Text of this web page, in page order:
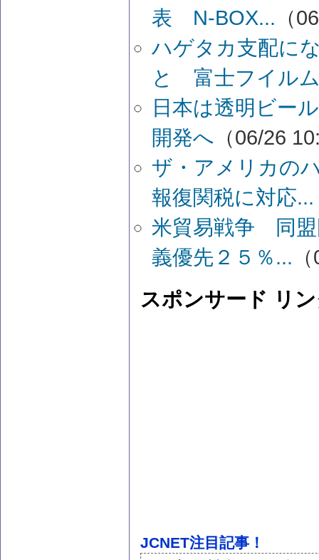
表 N-BOX... （
ハゲタカ支配に
と 富士フイル
日本は透明ビー
開発へ （06/26
ザ・アメリカの
報復関税に対応...
米貿易戦争 同盟
義優先２５％...
スポンサード リ
JCNET注目記事！